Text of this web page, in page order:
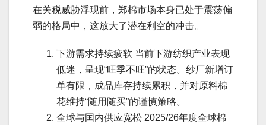
在关税威胁浮现前，郑棉市场本身已处于震荡偏
弱的格局中，这放大了潜在利空的冲击。
下游需求持续疲软 当前下游纺织产业表现
低迷，呈现“旺季不旺”的状态。纱厂新增订
单有限，成品库存持续累积，并对原料棉
花维持“随用随买”的谨慎策略。
全球与国内供应宽松 2025/26年度全球棉